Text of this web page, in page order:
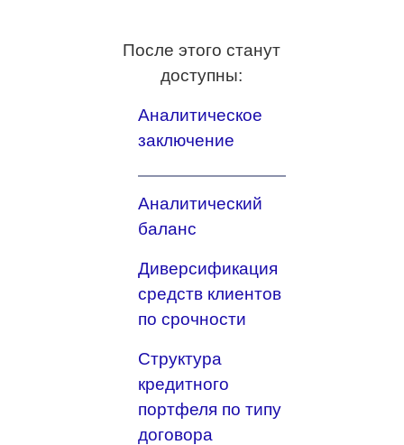
После этого станут
доступны:
Аналитическое
заключение
Аналитический
баланс
Диверсификация
средств клиентов
по срочности
Структура
кредитного
портфеля по типу
договора